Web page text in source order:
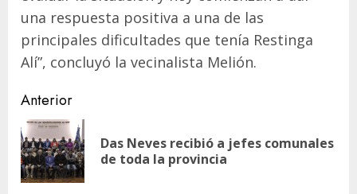
una respuesta positiva a una de las
principales dificultades que tenía Restinga
Alí”, concluyó la vecinalista Melión.
Navegación
de
entradas
Anterior
Das Neves recibió a jefes comunales
de toda la provincia